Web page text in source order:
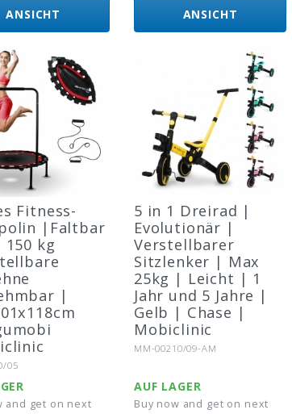
ANSICHT ANSICHT
Fitness-
|Faltbar
150 kg
|
05
and get on next
5 in 1 Dreirad |
Evolutionär |
Verstellbarer
Sitzlenker | Max
25kg | Leicht | 1
Jahr und 5 Jahre |
Gelb | Chase |
Mobiclinic
Artikel-Nr.:
MM-00210/09-AM
AUF LAGER
Buy now and get on next